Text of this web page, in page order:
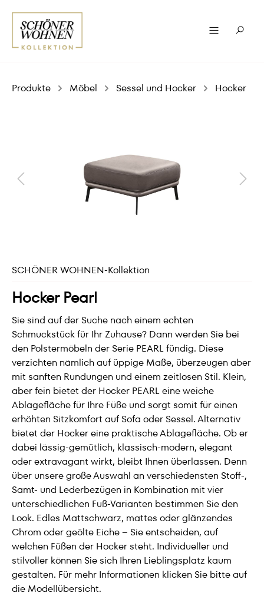
Produkte Möbel Sessel und Hocker Hocker
SCHÖNER WOHNEN-Kollektion
Hocker Pearl
Sie sind auf der Suche nach einem echten
Schmuckstück für Ihr Zuhause? Dann werden Sie bei
den Polstermöbeln der Serie PEARL fündig. Diese
verzichten nämlich auf üppige Maße, überzeugen aber
mit sanften Rundungen und einem zeitlosen Stil. Klein,
aber fein bietet der Hocker PEARL eine weiche
Ablagefläche für Ihre Füße und sorgt somit für einen
erhöhten Sitzkomfort auf Sofa oder Sessel. Alternativ
bietet der Hocker eine praktische Ablagefläche. Ob er
dabei lässig-gemütlich, klassisch-modern, elegant
oder extravagant wirkt, bleibt Ihnen überlassen. Denn
über unsere große Auswahl an verschiedensten Stoff-,
Samt- und Lederbezügen in Kombination mit vier
unterschiedlichen Fuß-Varianten bestimmen Sie den
Look. Edles Mattschwarz, mattes oder glänzendes
Chrom oder geölte Eiche – Sie entscheiden, auf
welchen Füßen der Hocker steht. Individueller und
stilvoller können Sie sich Ihren Lieblingsplatz kaum
gestalten. Für mehr Informationen klicken Sie bitte auf
die Modellübersicht.